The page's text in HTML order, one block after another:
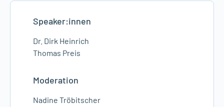
Speaker:innen
Dr. Dirk Heinrich
Thomas Preis
Moderation
Nadine Tröbitscher